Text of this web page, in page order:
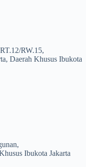
RW.15,
Daerah Khusus Ibukota
Ibukota Jakarta